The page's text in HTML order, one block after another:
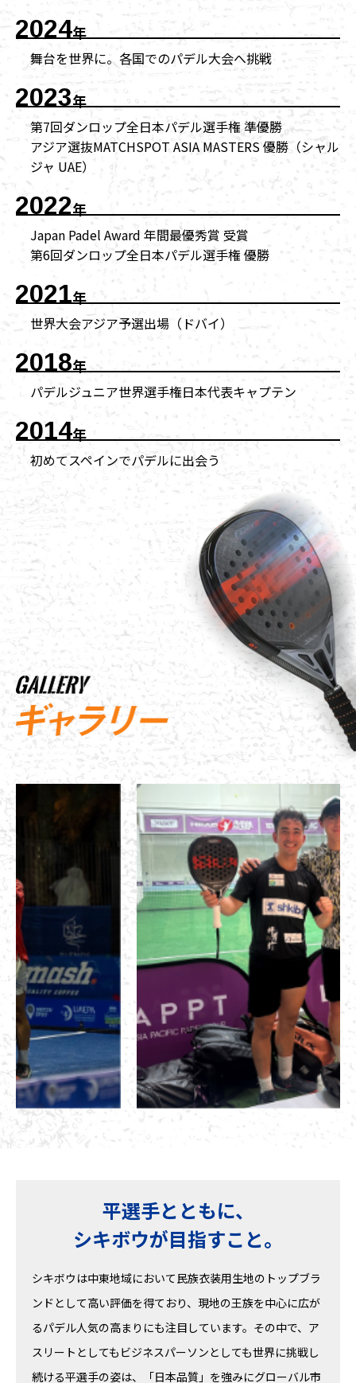
2024年
舞台を世界に。各国でのパデル大会へ挑戦
2023年
第7回ダンロップ全日本パデル選手権 準優勝
アジア選抜MATCHSPOT ASIA MASTERS 優勝（シャル
ジャ UAE）
2022年
Japan Padel Award 年間最優秀賞 受賞
第6回ダンロップ全日本パデル選手権 優勝
2021年
世界大会アジア予選出場（ドバイ）
2018年
パデルジュニア世界選手権日本代表キャプテン
2014年
初めてスペインでパデルに出会う
平選手とともに、
シキボウが目指すこと。
シキボウは中東地域において民族衣装用生地のトップブラ
ンドとして高い評価を得ており、現地の王族を中心に広が
るパデル人気の高まりにも注目しています。その中で、ア
スリートとしてもビジネスパーソンとしても世界に挑戦し
続ける平選手の姿は、「日本品質」を強みにグローバル市